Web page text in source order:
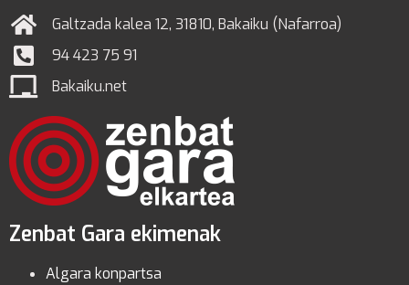
Galtzada kalea 12, 31810, Bakaiku (Nafarroa)
94 423 75 91
Bakaiku.net
Zenbat Gara ekimenak
Algara konpartsa